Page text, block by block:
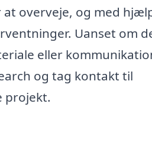
overveje, og med
Uanset om
eller
og tag kontakt til
projekt.